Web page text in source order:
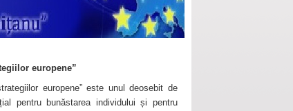
europene”
europene” este unul deosebit de
pentru bunăstarea individului și pentru